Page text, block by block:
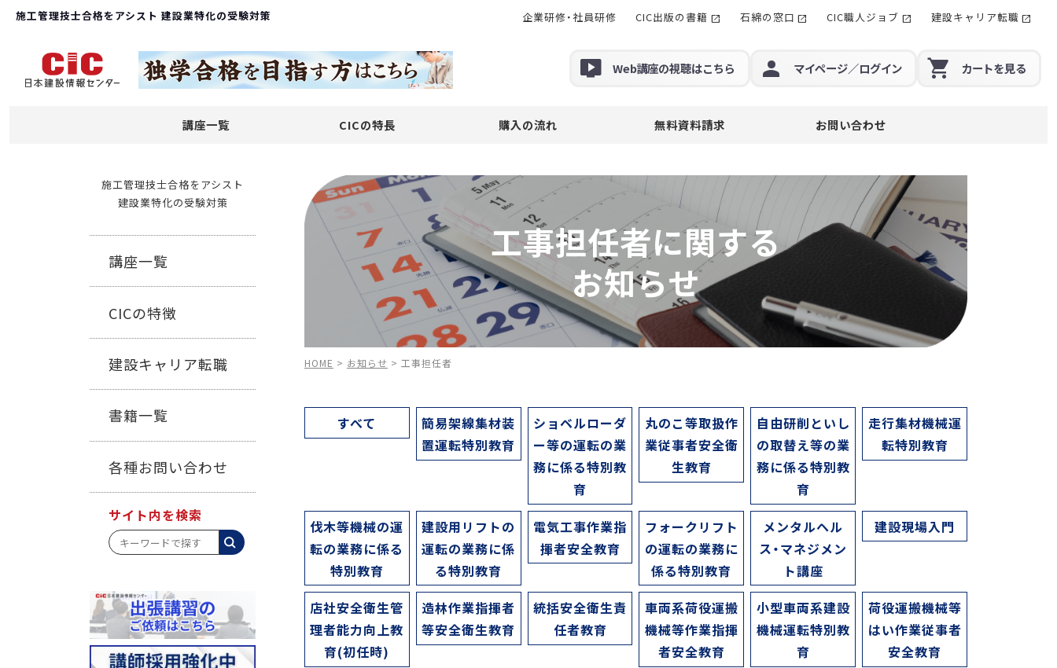
Web講座の視聴はこちら マイページ／ログイン カートを見る
講座一覧 CICの特長 購入の流れ 無料資料請求 お問い合わせ
施工管理技士合格をアシスト 建設業特化の受験対策 企業研修・社員研修 CIC出版の書籍 石綿の窓口 CIC職人ジョブ 建設キャリア転職
施工管理技士合格をアシスト
建設業特化の受験対策
講座一覧
CICの特徴
建設キャリア転職
書籍一覧
各種お問い合わせ
サイト内を検索
工事担任者に関する
お知らせ
HOME > お知らせ > 工事担任者
すべて
簡易架線集材装
置運転特別教育
ショベルローダ
ー等の運転の業
務に係る特別教
育
丸のこ等取扱作
業従事者安全衛
生教育
自由研削といし
の取替え等の業
務に係る特別教
育
走行集材機械運
転特別教育
伐木等機械の運
転の業務に係る
特別教育
建設用リフトの
運転の業務に係
る特別教育
電気工事作業指
揮者安全教育
フォークリフト
の運転の業務に
係る特別教育
メンタルヘル
ス・マネジメン
ト講座
建設現場入門
店社安全衛生管
理者能力向上教
育(初任時)
造林作業指揮者
等安全衛生教育
統括安全衛生責
任者教育
車両系荷役運搬
機械等作業指揮
者安全教育
小型車両系建設
機械運転特別教
育
荷役運搬機械等
はい作業従事者
安全教育